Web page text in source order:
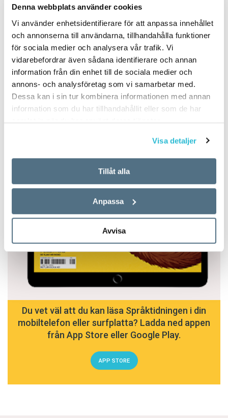
Denna webbplats använder cookies
Vi använder enhetsidentifierare för att anpassa innehållet
och annonserna till användarna, tillhandahålla funktioner
för sociala medier och analysera vår trafik. Vi
vidarebefordrar även sådana identifierare och annan
information från din enhet till de sociala medier och
annons- och analysföretag som vi samarbetar med.
Dessa kan i sin tur kombinera informationen med annan
information som du har tillhandahållit eller som de har
samlat in när du har använt deras tjänster.
Visa detaljer
Tillåt alla
Anpassa
Avvisa
Du vet väl att du kan läsa Språktidningen i din
mobiltelefon eller surfplatta? Ladda ned appen
från App Store eller Google Play.
APP STORE